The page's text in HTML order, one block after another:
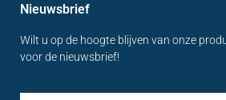
Nieuwsbrief
Wilt u op de hoogte blijven van onze
voor de nieuwsbrief!